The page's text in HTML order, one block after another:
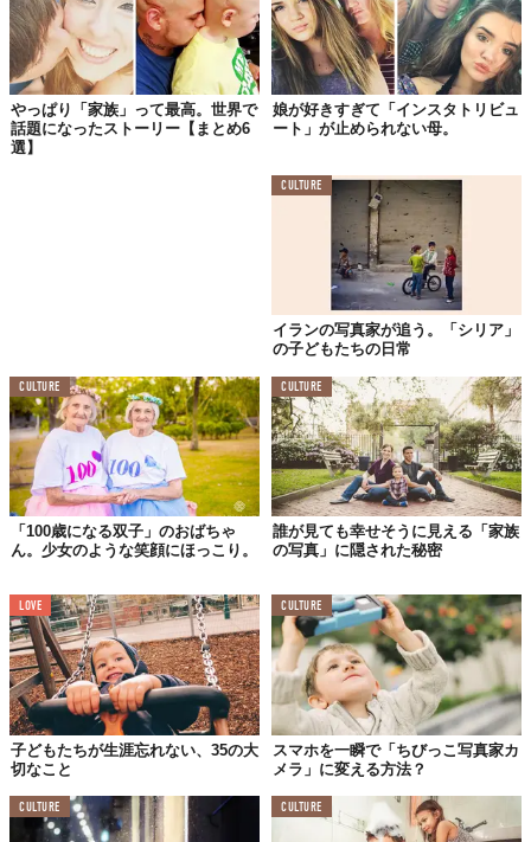
今は幸せいっぱいのファミリーですが、出産前は不安ばかり。
「小さな命が、無事に私たちの元へ生まれてきますよう
に…」
お腹のなかの赤ちゃんの元気な誕生を、精一杯に祈る日々も。
やっぱり「家族」って最高。世界で
話題になったストーリー【まとめ6
選】
娘が好きすぎて「インスタトリビュ
ート」が止められない母。
CULTURE
イランの写真家が追う。「シリア」
の子どもたちの日常
CULTURE
「100歳になる双子」のおばちゃ
ん。少女のような笑顔にほっこり。
CULTURE
誰が見ても幸せそうに見える「家族
の写真」に隠された秘密
LOVE
子どもたちが生涯忘れない、35の大
切なこと
CULTURE
スマホを一瞬で「ちびっこ写真家カ
メラ」に変える方法？
CULTURE CULTURE